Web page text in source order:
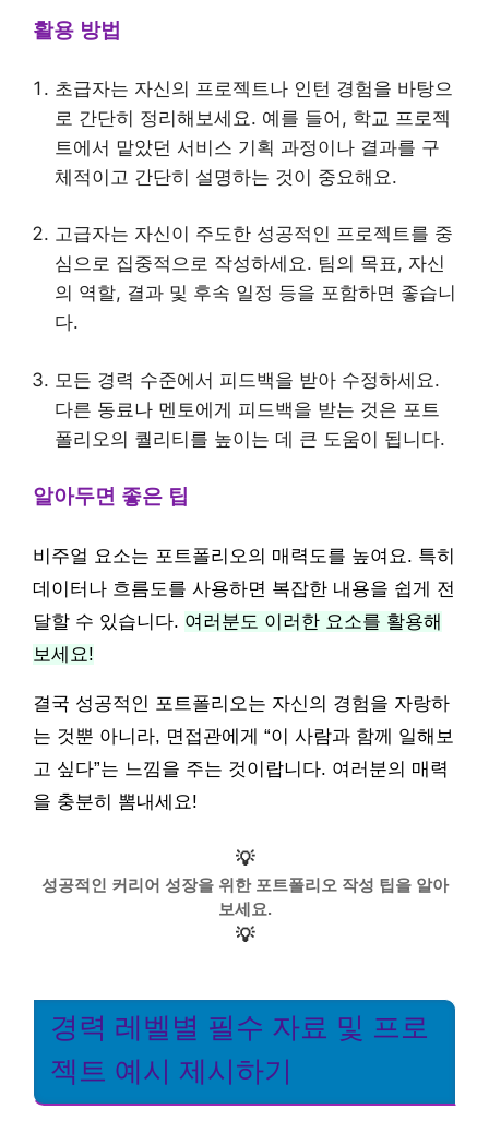
활용 방법
초급자는 자신의 프로젝트나 인턴 경험을 바탕으
로 간단히 정리해보세요. 예를 들어, 학교 프로젝
트에서 맡았던 서비스 기획 과정이나 결과를 구
체적이고 간단히 설명하는 것이 중요해요.
고급자는 자신이 주도한 성공적인 프로젝트를 중
심으로 집중적으로 작성하세요. 팀의 목표, 자신
의 역할, 결과 및 후속 일정 등을 포함하면 좋습니
다.
모든 경력 수준에서 피드백을 받아 수정하세요.
다른 동료나 멘토에게 피드백을 받는 것은 포트
폴리오의 퀄리티를 높이는 데 큰 도움이 됩니다.
알아두면 좋은 팁
비주얼 요소는 포트폴리오의 매력도를 높여요. 특히
데이터나 흐름도를 사용하면 복잡한 내용을 쉽게 전
달할 수 있습니다. 여러분도 이러한 요소를 활용해
보세요!
결국 성공적인 포트폴리오는 자신의 경험을 자랑하
는 것뿐 아니라, 면접관에게 “이 사람과 함께 일해보
고 싶다”는 느낌을 주는 것이랍니다. 여러분의 매력
을 충분히 뽐내세요!
💡
성공적인 커리어 성장을 위한 포트폴리오 작성 팁을 알아
보세요.
💡
경력 레벨별 필수 자료 및 프로
젝트 예시 제시하기